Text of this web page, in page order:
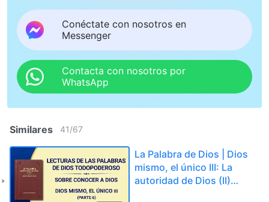
Conéctate con nosotros en
Messenger
Contacta con nosotros por
WhatsApp
Similares 41/67
La Palabra de Dios | Dios
mismo, el único III: La
autoridad de Dios (II)